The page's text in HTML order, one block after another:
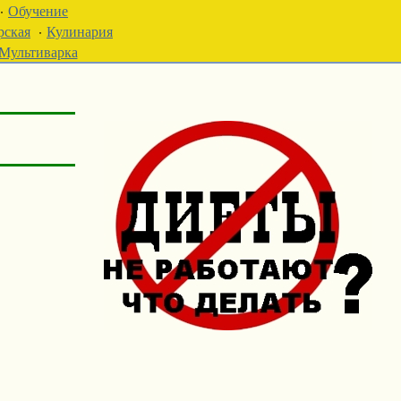
Обучение
· Кулинария